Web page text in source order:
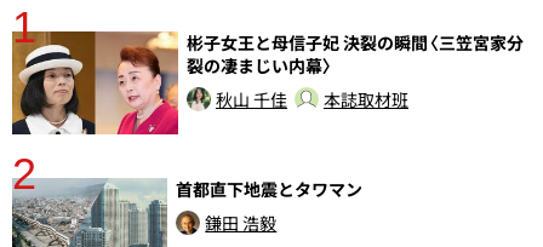
1
彬子女王と母信子妃 決裂の瞬間〈三笠宮家分
裂の凄まじい内幕〉
秋山 千佳
本誌取材班
2
首都直下地震とタワマン
鎌田 浩毅